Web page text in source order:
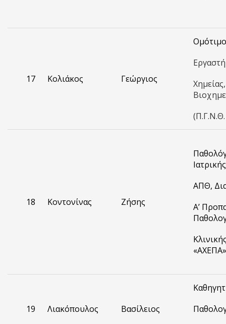
17 Κολιάκος Γεώργιος
Χημείας,
18 Κοντονίνας Ζήσης
Ιατρικής
ΑΠΘ,
Α’
«ΑΧΕΠΑ»
19 Λιακόπουλος Βασίλειος